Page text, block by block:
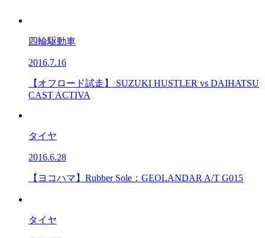
四輪駆動車
2016.7.16
【オフロード試走】 SUZUKI HUSTLER vs DAIHATSU
CAST ACTIVA
タイヤ
2016.6.28
【ヨコハマ】Rubber Sole：GEOLANDAR A/T G015
タイヤ